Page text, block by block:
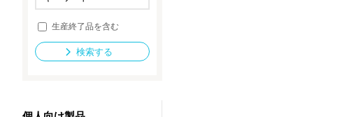
法人向け製品
生産終了品を含む
検索する